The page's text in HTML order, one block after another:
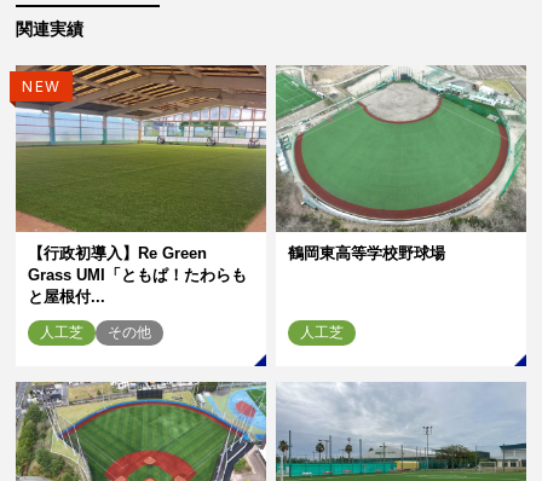
関連実績
NEW
【行政初導入】Re Green
Grass UMI「ともぱ！たわらも
と屋根付...
人工芝 その他
鶴岡東高等学校野球場
人工芝